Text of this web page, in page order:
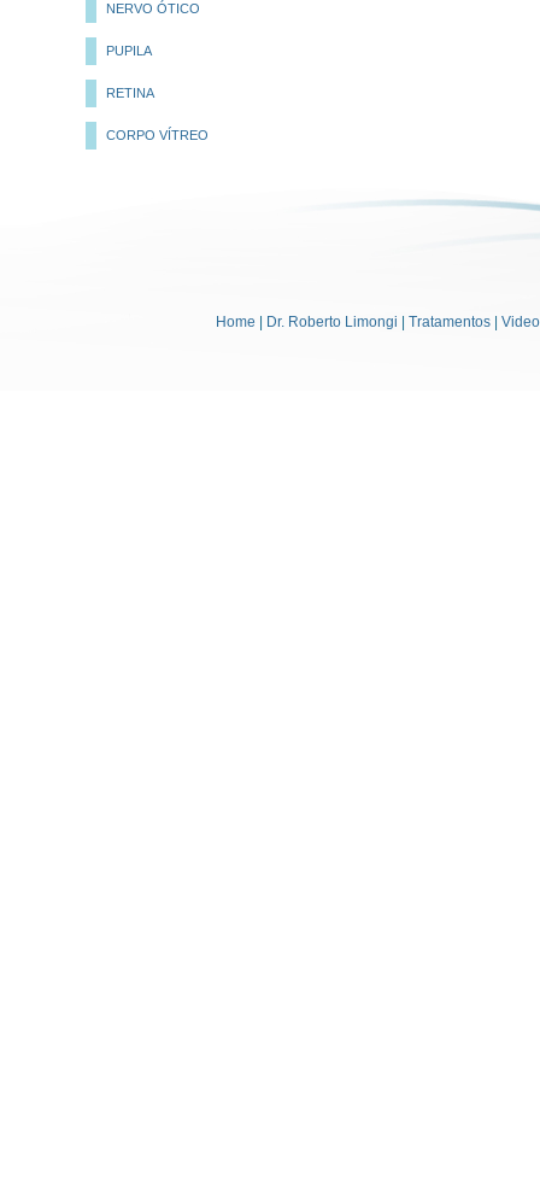
NERVO ÓTICO
PUPILA
RETINA
CORPO VÍTREO
Home Dr. Roberto Limongi Tratamentos